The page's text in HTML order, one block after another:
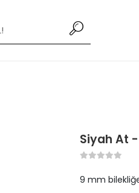
Siyah At
9 mm